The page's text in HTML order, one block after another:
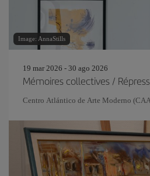
Image: AnnaStills
19 mar 2026 - 30 ago 2026
Mémoires collectives /
Centro Atlántico de Arte Moderno